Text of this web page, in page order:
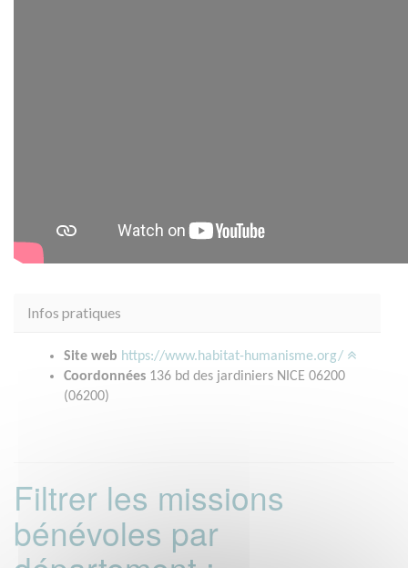
Infos pratiques
Site web https://www.habitat-humanisme.org/
Coordonnées 136 bd des jardiniers NICE 06200
(06200)
Filtrer les missions
bénévoles par